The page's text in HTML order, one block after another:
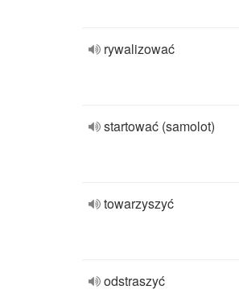
rywalizować
startować (samolot)
towarzyszyć
odstraszyć